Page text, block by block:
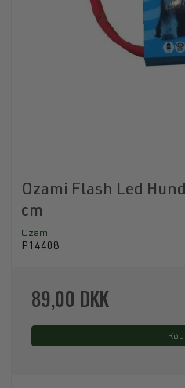
Ozami Flash Led
cm
Ozami
P14408
89,00 DKK
Køb